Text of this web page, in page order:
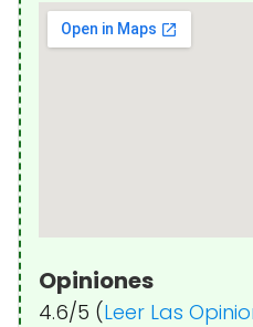
Opiniones
4.6/5 (Leer Las